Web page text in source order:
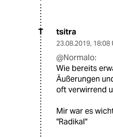
T tsitra
23.08.2019, 18:08
@Normalo:
Wie bereits
Äußerungen
oft verwirrend
Mir war es
"Radikal"